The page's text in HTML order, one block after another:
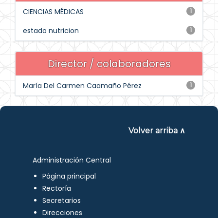
1
CIENCIAS MÉDICAS
1
estado nutricion
Director / colaboradores
1
María Del Carmen Caamaño Pérez
Volver arriba ∧
Administración Central
Página principal
Rectoría
Secretarios
Direcciones